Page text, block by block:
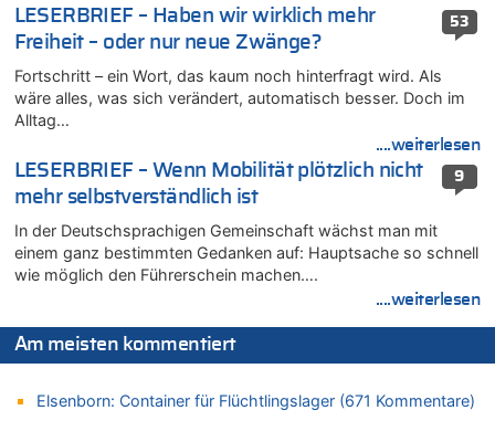
Mehrere Menschen in Londons City niedergestochen
08.08.2026 - 15:19 von Guido Scholzen zu
Drohnen mit Strengstoff? War es Russland?
08.08.2026 - 14:54 von Alfons van Compernolle zu
Belgier knackt Jackpot bei Lotterie EuroMillions und gewinnt
mehr als 111 Millionen €
08.08.2026 - 14:47 von Peer Wermuth zu
Drohnen mit Strengstoff? War es Russland?
08.08.2026 - 14:29 von Achso Dax zu
In Belgien missachten zwei von drei Autofahrern das
Tempolimit in 30er-Zonen – Untersuchung von Vias
08.08.2026 - 13:23 von Hugo Egon Bernhard von Sinnen zu
Leipzig, Mechernich und die Frage: Wer steckt hinter den
08.08.2026 - 13:03 von WK zu
53
LESERBRIEF – Haben wir wirklich mehr
Freiheit – oder nur neue Zwänge?
Fortschritt – ein Wort, das kaum noch hinterfragt wird. Als
wäre alles, was sich verändert, automatisch besser. Doch im
Alltag…
....weiterlesen
9
LESERBRIEF – Wenn Mobilität plötzlich nicht
mehr selbstverständlich ist
In der Deutschsprachigen Gemeinschaft wächst man mit
einem ganz bestimmten Gedanken auf: Hauptsache so schnell
wie möglich den Führerschein machen….
....weiterlesen
Am meisten kommentiert
Elsenborn: Container für Flüchtlingslager (671 Kommentare)